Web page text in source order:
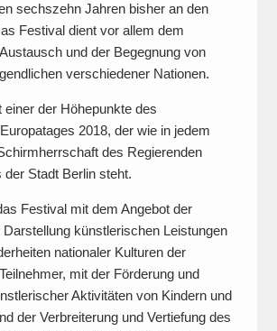
sechszehn Jahren bisher an den
Festival dient vor allem dem
und der Begegnung von
verschiedener Nationen.
einer der Höhepunkte des
2018, der wie in jedem
des Regierenden
Stadt Berlin steht.
Festival mit dem Angebot der
künstlerischen Leistungen
nationaler Kulturen der
mit der Förderung und
Aktivitäten von Kindern und
der Verbreiterung und Vertiefung des